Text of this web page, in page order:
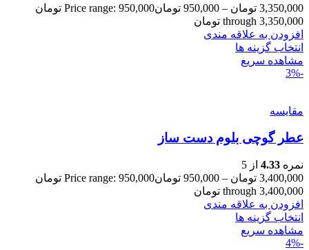
3,350,000 تومان –
950,000 تومان
Price range: 950,000 تومان
through 3,350,000 تومان
افزودن به علاقه مندی
انتخاب گزینه ها
مشاهده سریع
-3%
مقایسه
عطر گوچی بلوم دست ساز
نمره 4.33 از 5
3,400,000 تومان –
950,000 تومان
Price range: 950,000 تومان
through 3,400,000 تومان
افزودن به علاقه مندی
انتخاب گزینه ها
مشاهده سریع
-4%